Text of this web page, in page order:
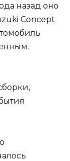
назад оно
Concept